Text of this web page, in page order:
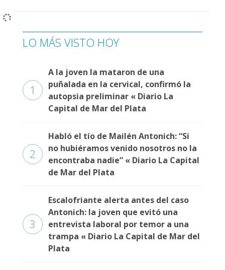
LO MÁS VISTO HOY
1
A la joven la mataron de una
puñalada en la cervical, confirmó la
autopsia preliminar « Diario La
Capital de Mar del Plata
2
Habló el tío de Mailén Antonich: “Si
no hubiéramos venido nosotros no la
encontraba nadie” « Diario La Capital
de Mar del Plata
3
Escalofriante alerta antes del caso
Antonich: la joven que evitó una
entrevista laboral por temor a una
trampa « Diario La Capital de Mar del
Plata